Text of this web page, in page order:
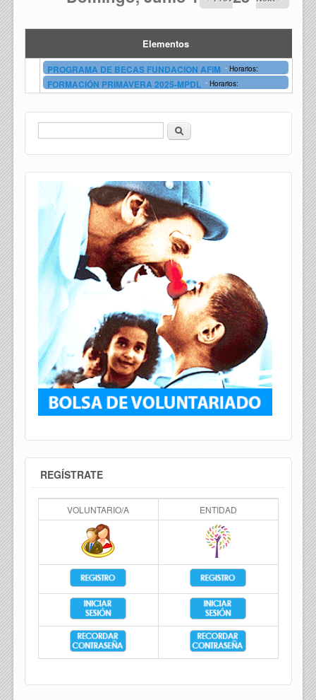
Elementos
PROGRAMA DE BECAS FUNDACION AFIM - Horarios:
FORMACIÓN PRIMAVERA 2025-MPDL - Horarios:
Formulario de búsqueda
Buscar
REGÍSTRATE
VOLUNTARIO/A ENTIDAD